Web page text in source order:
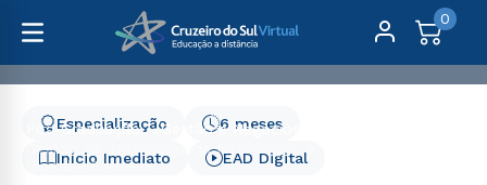
0
Pós-Graduação
Gestão e Negócios
Gestão de Tecnologia da Informação e Transformação
Digital - 6 meses
Início Imediato
6 meses
Especialização
EAD Digital